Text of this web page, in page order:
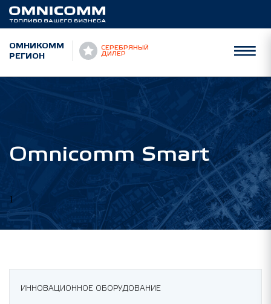
ОМНИКОММ
РЕГИОН
СЕРЕБРЯНЫЙ
ДИЛЕР
Omnicomm Smart
1
ИННОВАЦИОННОЕ ОБОРУДОВАНИЕ